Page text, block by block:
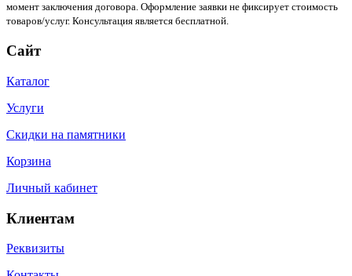
момент заключения договора. Оформление заявки не фиксирует стоимость
товаров/услуг. Консультация является бесплатной.
Сайт
Каталог
Услуги
Скидки на памятники
Корзина
Личный кабинет
Клиентам
Реквизиты